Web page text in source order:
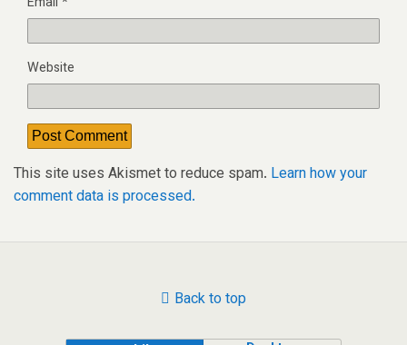
Website
This site uses Akismet to reduce spam. Learn how your
comment data is processed.
Back to top